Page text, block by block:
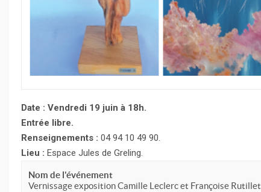
Date : Vendredi 19 juin à 18h.
Entrée libre.
Renseignements : 04 94 10 49 90.
Lieu : Espace Jules de Greling.
Nom de l'événement
Vernissage exposition Camille Leclerc et Françoise Rutillet